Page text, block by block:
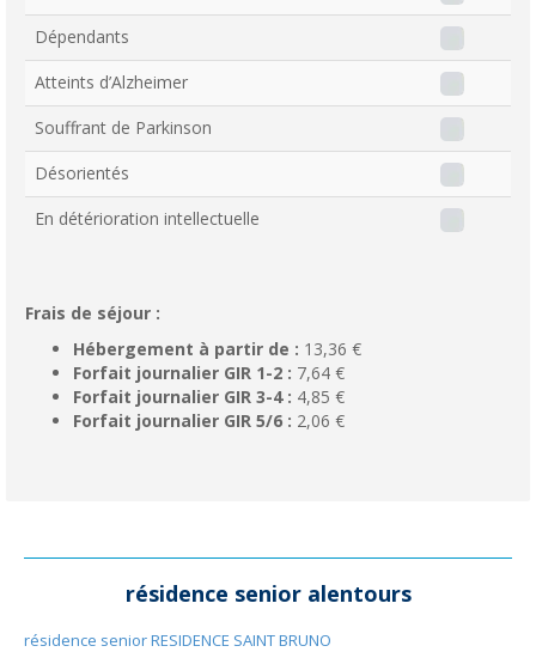
Dépendants
Atteints d’Alzheimer
Souffrant de Parkinson
Désorientés
En détérioration intellectuelle
Frais de séjour :
Hébergement à partir de : 13,36 €
Forfait journalier GIR 1-2 : 7,64 €
Forfait journalier GIR 3-4 : 4,85 €
Forfait journalier GIR 5/6 : 2,06 €
résidence senior alentours
résidence senior RESIDENCE SAINT BRUNO